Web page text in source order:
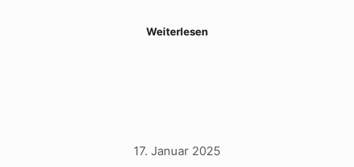
Weiterlesen
17. Januar 2025